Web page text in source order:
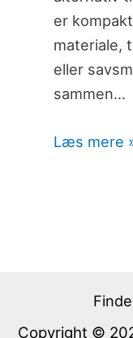
er
materiale,
eller
sammen…
Læs mere
Copyright ©